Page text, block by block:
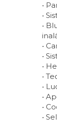
•
•
•
•
•
•
•
•
•
•
•